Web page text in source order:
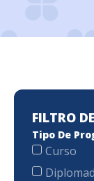
FILTRO
Tipo De
Curso